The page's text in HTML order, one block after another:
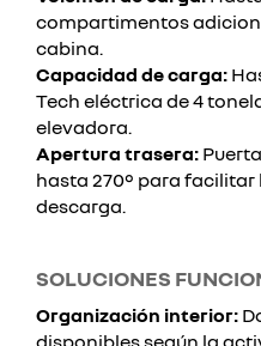
compartimentos
cabina.
Capacidad de carga:
Tech eléctrica de 4
elevadora.
Apertura trasera:
hasta 270° para
descarga.
SOLUCIONES
Organización interior:
disponibles según la